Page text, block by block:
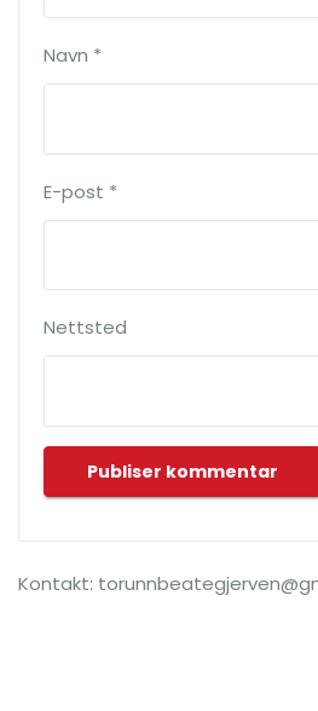
Navn *
E-post *
Nettsted
Kontakt: